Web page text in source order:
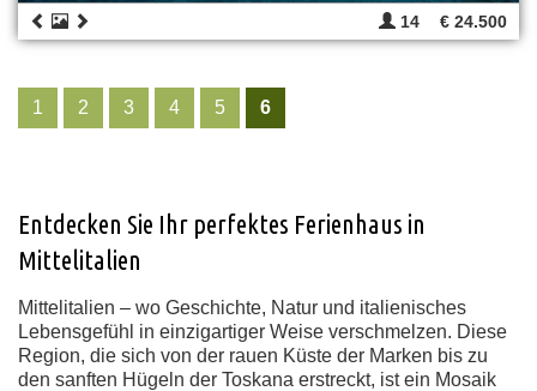
14 € 24.500
1 2 3 4 5 6
Entdecken Sie Ihr perfektes Ferienhaus in
Mittelitalien
Mittelitalien – wo Geschichte, Natur und italienisches
Lebensgefühl in einzigartiger Weise verschmelzen. Diese
Region, die sich von der rauen Küste der Marken bis zu
den sanften Hügeln der Toskana erstreckt, ist ein Mosaik